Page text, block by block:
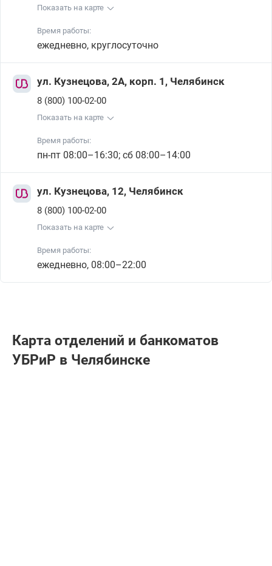
Показать на карте
Время работы:
ежедневно, круглосуточно
ул. Кузнецова, 2А, корп. 1, Челябинск
8 (800) 100-02-00
Показать на карте
Время работы:
пн-пт 08:00–16:30; сб 08:00–14:00
ул. Кузнецова, 12, Челябинск
8 (800) 100-02-00
Показать на карте
Время работы:
ежедневно, 08:00–22:00
Карта отделений и банкоматов
УБРиР в Челябинске